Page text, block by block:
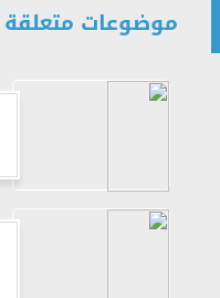
موضوعات متعلقة